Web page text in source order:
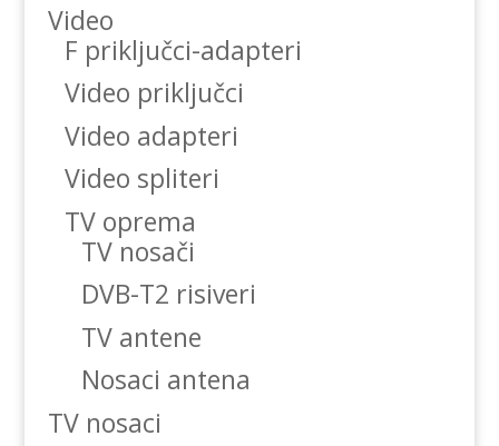
Video
F priključci-adapteri
Video priključci
Video adapteri
Video spliteri
TV oprema
TV nosači
DVB-T2 risiveri
TV antene
Nosaci antena
TV nosaci